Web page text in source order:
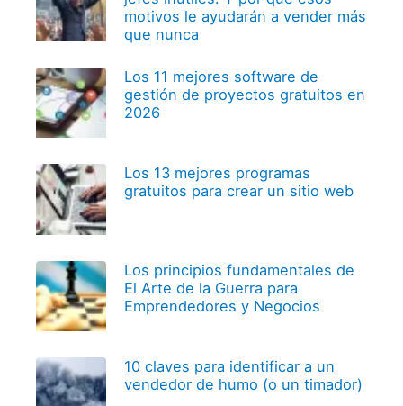
motivos le ayudarán a vender más
que nunca
Los 11 mejores software de
gestión de proyectos gratuitos en
2026
Los 13 mejores programas
gratuitos para crear un sitio web
Los principios fundamentales de
El Arte de la Guerra para
Emprendedores y Negocios
10 claves para identificar a un
vendedor de humo (o un timador)